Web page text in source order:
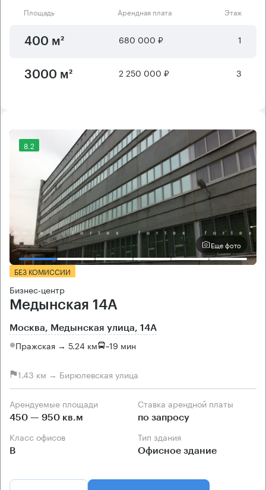
Площадь Арендная плата Этаж
400 м² 680 000 ₽ 1
3000 м² 2 250 000 ₽ 3
8.2
Еще фото
БЕЗ КОМИССИИ
Бизнес-центр
Медынская 14А
Москва, Медынская улица, 14А
Пражская → 5.24 км ~19 мин
1.43 км → Бирюлевская улица
Арендуемые площади
450 — 950 кв.м
Ставка арендной платы
по запросу
Класс офисов
B
Тип здания
Офисное здание